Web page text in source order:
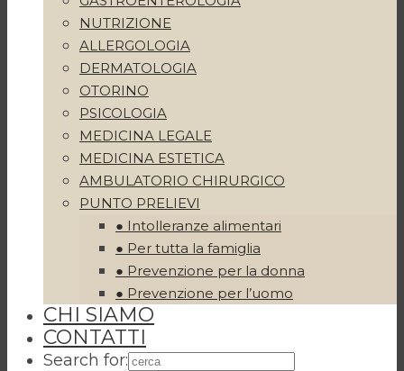
NUTRIZIONE
ALLERGOLOGIA
DERMATOLOGIA
OTORINO
PSICOLOGIA
MEDICINA LEGALE
MEDICINA ESTETICA
AMBULATORIO CHIRURGICO
PUNTO PRELIEVI
● Intolleranze alimentari
● Per tutta la famiglia
● Prevenzione per la donna
● Prevenzione per l’uomo
CHI SIAMO
CONTATTI
Search for: